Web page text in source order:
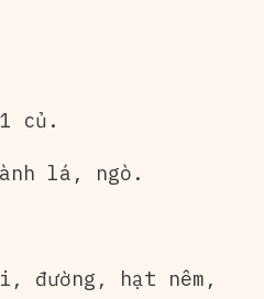
củ.
lá, ngò.
đường, hạt nêm,